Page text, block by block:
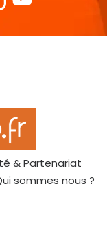
& Partenariat
sommes nous ?